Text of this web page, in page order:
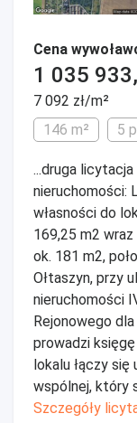
Cena
1 035
7 092 zł/m²
146 m²
5
...druga
nieruchomości:
własności do
169,25 m2
ok. 181 m2,
Ołtaszyn, przy
nieruchomości
Rejonowego
prowadzi
lokalu łączy
wspólnej, który
Szczegóły